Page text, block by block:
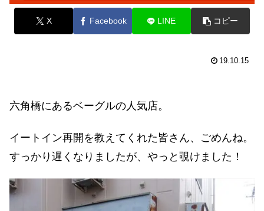
X Facebook LINE コピー
19.10.15
六角橋にあるベーグルの人気店。
イートイン再開を教えてくれた皆さん、ごめんね。
すっかり遅くなりましたが、やっと覗けました！